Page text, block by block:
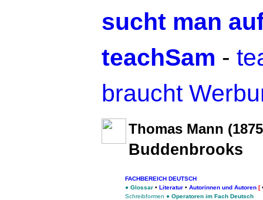
sucht man
teachSam -
braucht
Thomas Mann
Buddenbrooks
FACHBEREICH DEUTSCH
● Glossar • Literatur • Autorinnen und Autoren [
Schreibformen ● Operatoren im Fach Deutsch